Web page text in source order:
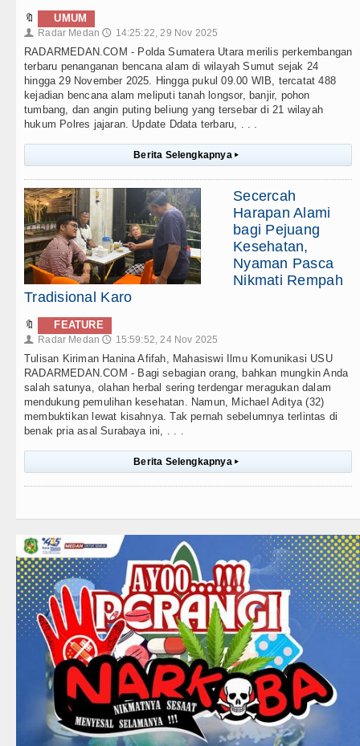
🔖 UMUM
👤 Radar Medan 🕔 14:25:22, 29 Nov 2025
RADARMEDAN.COM - Polda Sumatera Utara merilis perkembangan
terbaru penanganan bencana alam di wilayah Sumut sejak 24
hingga 29 November 2025. Hingga pukul 09.00 WIB, tercatat 488
kejadian bencana alam meliputi tanah longsor, banjir, pohon
tumbang, dan angin puting beliung yang tersebar di 21 wilayah
hukum Polres jajaran. Update Ddata terbaru, . . .
Berita Selengkapnya ▸
Secercah
Harapan Alami
bagi Pejuang
Kesehatan,
Nyaman Pasca
Nikmati Rempah
Tradisional Karo
🔖 FEATURE
👤 Radar Medan 🕔 15:59:52, 24 Nov 2025
Tulisan Kiriman Hanina Afifah, Mahasiswi Ilmu Komunikasi USU
RADARMEDAN.COM - Bagi sebagian orang, bahkan mungkin Anda
salah satunya, olahan herbal sering terdengar meragukan dalam
mendukung pemulihan kesehatan. Namun, Michael Aditya (32)
membuktikan lewat kisahnya. Tak pernah sebelumnya terlintas di
benak pria asal Surabaya ini, . . .
Berita Selengkapnya ▸